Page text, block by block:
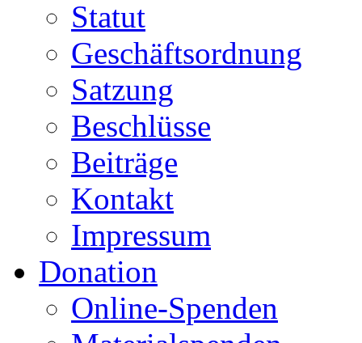
Statut
Geschäftsordnung
Satzung
Beschlüsse
Beiträge
Kontakt
Impressum
Donation
Online-Spenden